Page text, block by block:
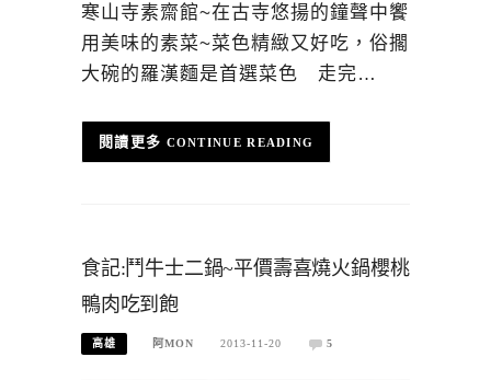
寒山寺素齋館~在古寺悠揚的鐘聲中饗
用美味的素菜~菜色精緻又好吃，俗擱
大碗的羅漢麵是首選菜色 走完…
CONTINUE READING
食記:鬥牛士二鍋~平價壽喜燒火鍋櫻桃
鴨肉吃到飽
高雄 阿MON 2013-11-20 5